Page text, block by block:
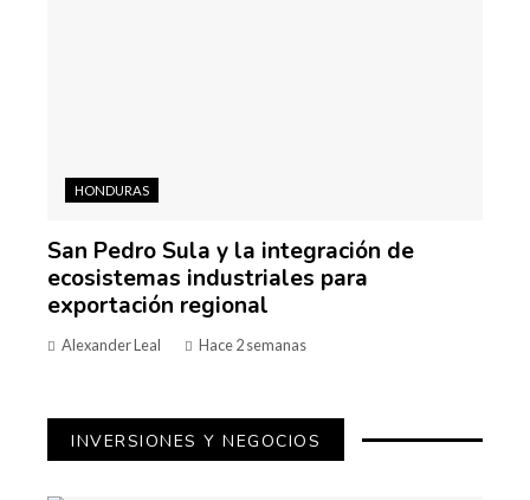
HONDURAS
San Pedro Sula y la integración de
ecosistemas industriales para
exportación regional
Alexander Leal Hace 2 semanas
INVERSIONES Y NEGOCIOS